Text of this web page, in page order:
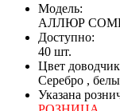
Модель:
АЛЛЮР
Доступно:
40 шт.
Цвет
Серебро ,
Указана